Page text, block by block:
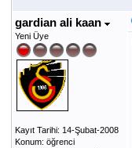
gardian ali kaan
Yeni Üye
Kayıt Tarihi: 14-Şubat-2008
Konum: öğrenci